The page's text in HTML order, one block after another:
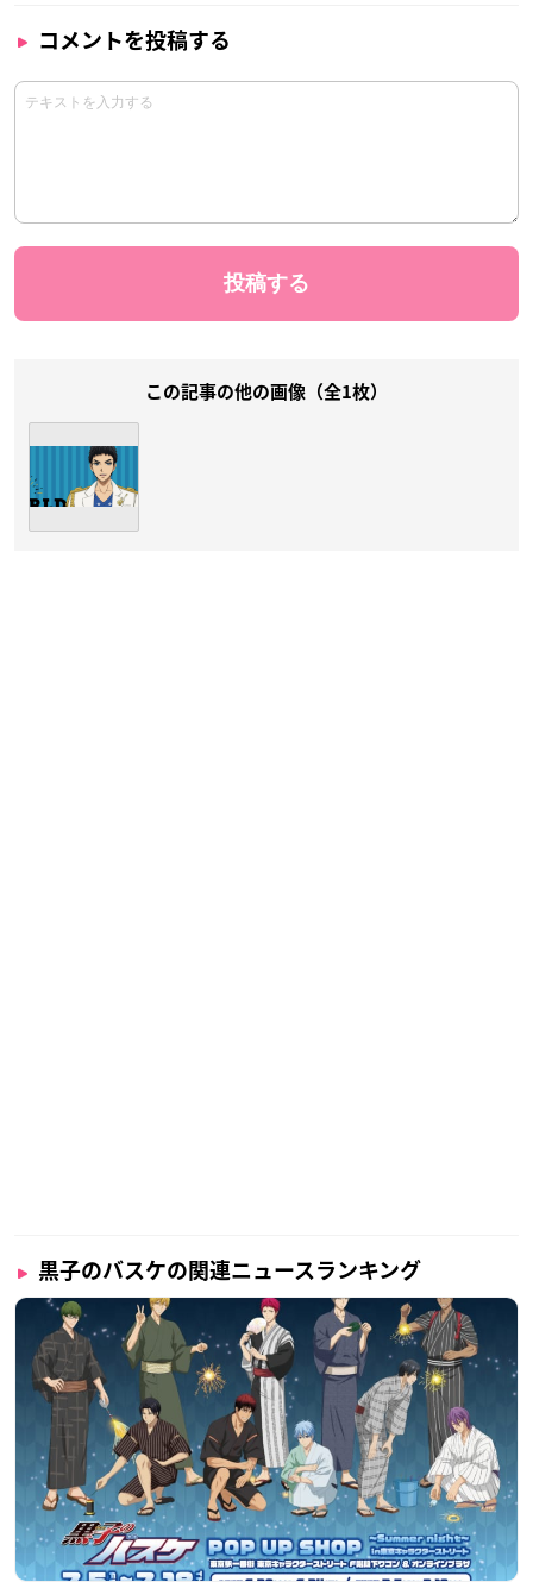
コメントを投稿する
この記事の他の画像（全1枚）
黒子のバスケの関連ニュースランキング